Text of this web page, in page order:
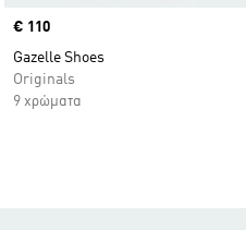
Price
€ 110
Gazelle Shoes
Originals
9 χρώματα